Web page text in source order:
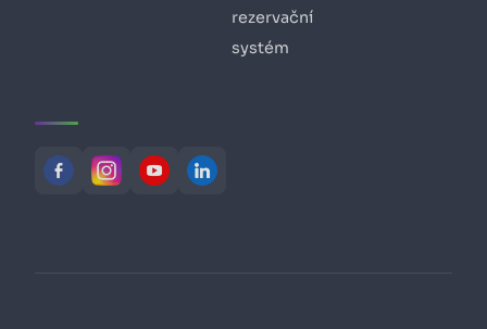
rezervační
systém